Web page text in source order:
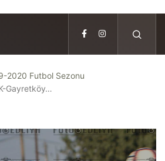
2020 Futbol Sezonu
Gayretköy…